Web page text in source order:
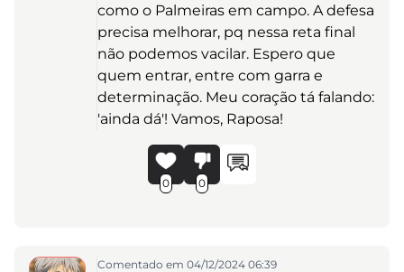
como o Palmeiras em campo. A defesa
precisa melhorar, pq nessa reta final
não podemos vacilar. Espero que
quem entrar, entre com garra e
determinação. Meu coração tá falando:
'ainda dá'! Vamos, Raposa!
0 0
Comentado em 04/12/2024 06:39